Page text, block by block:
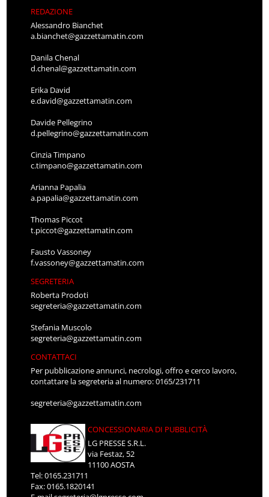
REDAZIONE
Alessandro Bianchet
a.bianchet@gazzettamatin.com
Danila Chenal
d.chenal@gazzettamatin.com
Erika David
e.david@gazzettamatin.com
Davide Pellegrino
d.pellegrino@gazzettamatin.com
Cinzia Timpano
c.timpano@gazzettamatin.com
Arianna Papalia
a.papalia@gazzettamatin.com
Thomas Piccot
t.piccot@gazzettamatin.com
Fausto Vassoney
f.vassoney@gazzettamatin.com
SEGRETERIA
Roberta Prodoti
segreteria@gazzettamatin.com
Stefania Muscolo
segreteria@gazzettamatin.com
CONTATTACI
Per pubblicazione annunci, necrologi, offro e cerco lavoro,
contattare la segreteria al numero: 0165/231711
segreteria@gazzettamatin.com
CONCESSIONARIA DI PUBBLICITÀ
LG PRESSE S.R.L.
via Festaz, 52
11100 AOSTA
Tel: 0165.231711
Fax: 0165.1820141